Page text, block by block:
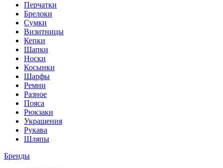
Перчатки
Брелоки
Сумки
Визитницы
Кепки
Шапки
Носки
Косынки
Шарфы
Ремни
Разное
Пояса
Рюкзаки
Украшения
Рукава
Шляпы
Бренды